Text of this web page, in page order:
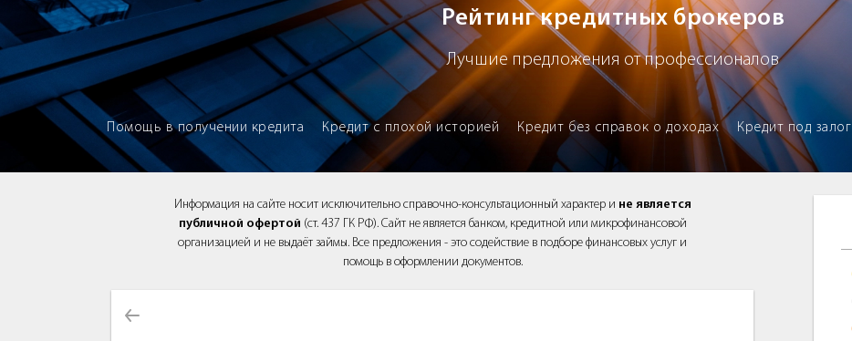
Рейтинг кредитных брокеров
Лучшие предложения от профессионалов
Помощь в получении кредита Кредит с плохой историей Кредит без справок о доходах Кредит под залог
Информация на сайте носит исключительно справочно-консультационный характер и не является
публичной офертой (ст. 437 ГК РФ). Сайт не является банком, кредитной или микрофинансовой
организацией и не выдаёт займы. Все предложения - это содействие в подборе финансовых услуг и
помощь в оформлении документов.